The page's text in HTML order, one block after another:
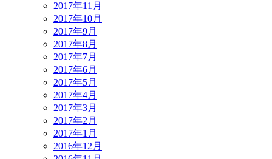
2017年11月
2017年10月
2017年9月
2017年8月
2017年7月
2017年6月
2017年5月
2017年4月
2017年3月
2017年2月
2017年1月
2016年12月